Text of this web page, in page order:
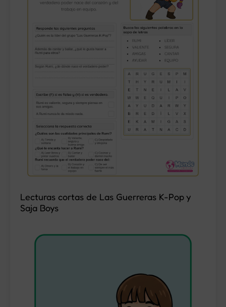
Lecturas cortas de Las Guerreras K-Pop y
Saja Boys